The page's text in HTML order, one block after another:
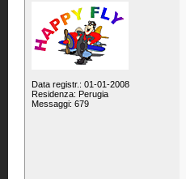
Data registr.: 01-01-2008
Residenza: Perugia
Messaggi: 679